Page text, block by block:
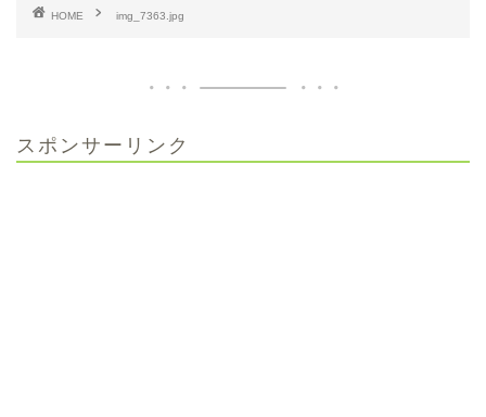
HOME img_7363.jpg
スポンサーリンク